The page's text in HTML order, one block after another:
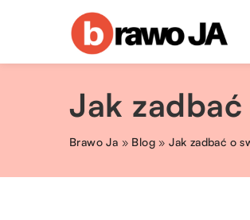
Jak zadbać
Brawo Ja » Blog »Jak zadbać o